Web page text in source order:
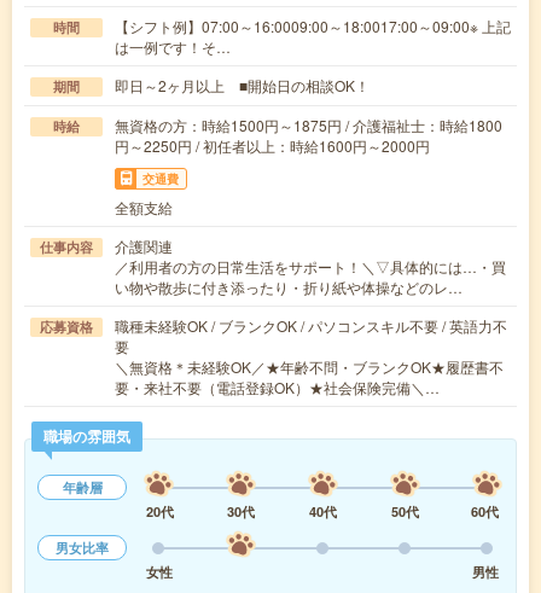
時間
【シフト例】07:00～16:0009:00～18:0017:00～09:00※ 上記
は一例です！そ…
期間 即日～2ヶ月以上 ■開始日の相談OK！
時給
無資格の方：時給1500円～1875円 / 介護福祉士：時給1800
円～2250円 / 初任者以上：時給1600円～2000円
交通費
全額支給
仕事内容
介護関連
／利用者の方の日常生活をサポート！＼▽具体的には…・買
い物や散歩に付き添ったり・折り紙や体操などのレ…
応募資格
職種未経験OK / ブランクOK / パソコンスキル不要 / 英語力不
要
＼無資格＊未経験OK／★年齢不問・ブランクOK★履歴書不
要・来社不要（電話登録OK）★社会保険完備＼…
職場の雰囲気
年齢層
20代
30代 40代 50代
60代
男女比率
女性
男性